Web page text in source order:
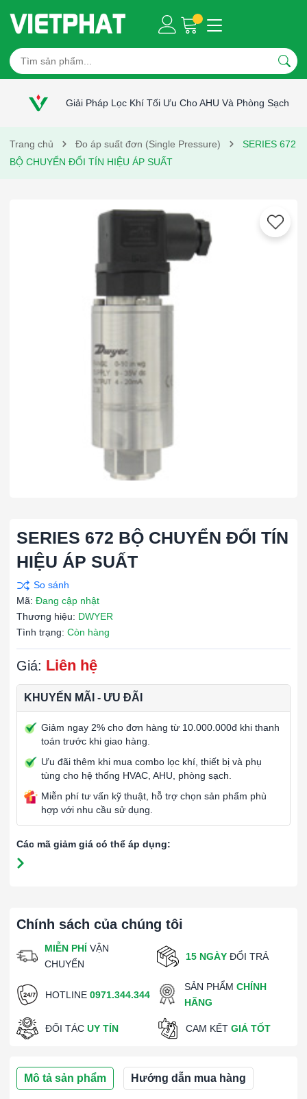
Giải Pháp Lọc Khí Tối Ưu Cho AHU Và Phòng Sạch
Trang chủ Đo áp suất đơn (Single Pressure)
SERIES 672
BỘ CHUYỂN ĐỔI TÍN HIỆU ÁP SUẤT
Chính sách của chúng tôi
MIỄN PHÍ VẬN
CHUYỂN
15 NGÀY ĐỔI TRẢ
HOTLINE 0971.344.344
SẢN PHẨMCHÍNH
HÃNG
ĐỐI TÁC UY TÍN CAM KẾT GIÁ TỐT
Mô tả sản phẩm Hướng dẫn mua hàng
SERIES 672 BỘ CHUYỂN ĐỔI TÍN
HIỆU ÁP SUẤT
Mã: Đang cập nhật
Thương hiệu: DWYER
Tình trạng: Còn hàng
Giá: Liên hệ
KHUYẾN MÃI - ƯU ĐÃI
Giảm ngay 2% cho đơn hàng từ 10.000.000đ khi thanh
toán trước khi giao hàng.
Ưu đãi thêm khi mua combo lọc khí, thiết bị và phụ
tùng cho hệ thống HVAC, AHU, phòng sạch.
Miễn phí tư vấn kỹ thuật, hỗ trợ chọn sản phẩm phù
hợp với nhu cầu sử dụng.
Các mã giảm giá có thể áp dụng: